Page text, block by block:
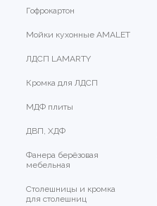
Гофрокартон
Мойки кухонные AMALET
ЛДСП LAMARTY
Кромка для ЛДСП
МДФ плиты
ДВП, ХДФ
Фанера берёзовая
мебельная
Столешницы и кромка
для столешниц